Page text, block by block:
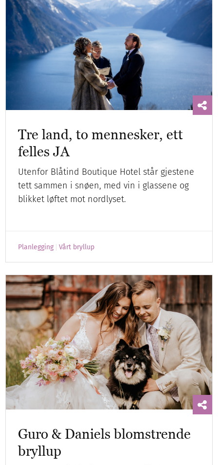
Tre land, to mennesker, ett
felles JA
Utenfor Blåtind Boutique Hotel står gjestene
tett sammen i snøen, med vin i glassene og
blikket løftet mot nordlyset.
Planlegging Vårt bryllup
Guro & Daniels blomstrende
bryllup